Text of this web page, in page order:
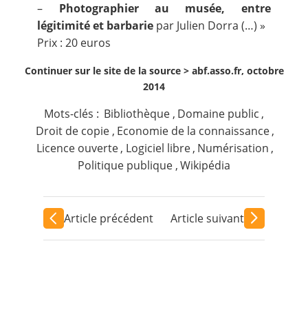
– Photographier au musée, entre
légitimité et barbarie par Julien Dorra (…) »
Prix : 20 euros
Continuer sur le site de la source > abf.asso.fr, octobre
2014
Mots-clés : Bibliothèque , Domaine public ,
Droit de copie , Economie de la connaissance,
Licence ouverte, Logiciel libre , Numérisation ,
Politique publique ,Wikipédia
Article précédent Article suivant